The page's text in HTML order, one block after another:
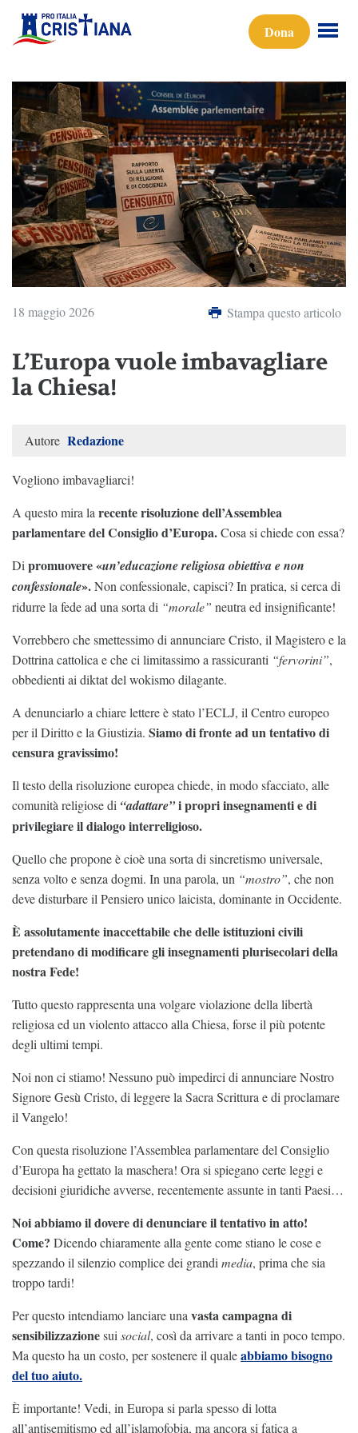
Dona
18 maggio 2026 Stampa questo articolo
L’Europa vuole imbavagliare
la Chiesa!
Autore Redazione
Vogliono imbavagliarci!
A questo mira la recente risoluzione dell’Assemblea
parlamentare del Consiglio d’Europa.Cosa si chiede con essa?
Di promuovere «un’educazione religiosa obiettiva e non
confessionale».Non confessionale, capisci? In pratica, si cerca di
ridurre la fede ad una sorta di “morale” neutra ed insignificante!
Vorrebbero che smettessimo di annunciare Cristo, il Magistero e la
Dottrina cattolica e che ci limitassimo a rassicuranti “fervorini”,
obbedienti ai diktat del wokismo dilagante.
A denunciarlo a chiare lettere è stato l’ECLJ, il Centro europeo
per il Diritto e la Giustizia. Siamo di fronte ad un tentativo di
censura gravissimo!
Il testo della risoluzione europea chiede, in modo sfacciato, alle
comunità religiose di “adattare”i propri insegnamenti e di
privilegiare il dialogo interreligioso.
Quello che propone è cioè una sorta di sincretismo universale,
senza volto e senza dogmi. In una parola, un “mostro”, che non
deve disturbare il Pensiero unico laicista, dominante in Occidente.
È assolutamente inaccettabile che delle istituzioni civili
pretendano di modificare gli insegnamenti plurisecolari della
nostra Fede!
Tutto questo rappresenta una volgare violazione della libertà
religiosa ed un violento attacco alla Chiesa, forse il più potente
degli ultimi tempi.
Noi non ci stiamo! Nessuno può impedirci di annunciare Nostro
Signore Gesù Cristo, di leggere la Sacra Scrittura e di proclamare
il Vangelo!
Con questa risoluzione l’Assemblea parlamentare del Consiglio
d’Europa ha gettato la maschera! Ora si spiegano certe leggi e
decisioni giuridiche avverse, recentemente assunte in tanti Paesi…
Noi abbiamo il dovere di denunciare il tentativo in atto!
Come? Dicendo chiaramente alla gente come stiano le cose e
spezzando il silenzio complice dei grandi media, prima che sia
troppo tardi!
Per questo intendiamo lanciare una vasta campagna di
sensibilizzazionesui social, così da arrivare a tanti in poco tempo.
Ma questo ha un costo, per sostenere il qualeabbiamo bisogno
del tuo aiuto.
È importante! Vedi, in Europa si parla spesso di lotta
all’antisemitismo ed all’islamofobia, ma ancora si fatica a